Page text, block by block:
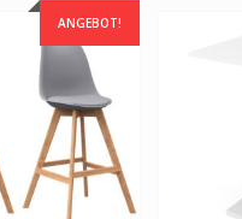
ANGEBOT!